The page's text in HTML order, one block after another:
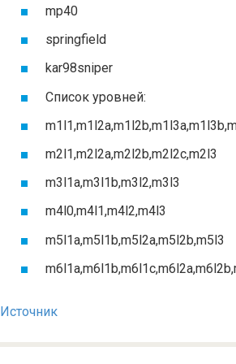
mp40
springfield
kar98sniper
Список уровней:
m2l1,m2l2a,m2l2b,m2l2c,m2l3
m3l1a,m3l1b,m3l2,m3l3
m4l0,m4l1,m4l2,m4l3
m5l1a,m5l1b,m5l2a,m5l2b,m5l3
Источник